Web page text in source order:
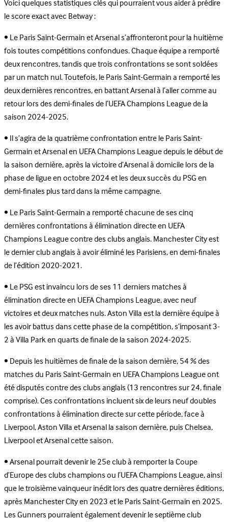
Voici quelques statistiques clés qui pourraient vous aider à prédire
le score exact avec Betway :
• Le Paris Saint-Germain et Arsenal s’affronteront pour la huitième
fois toutes compétitions confondues. Chaque équipe a remporté
deux rencontres, tandis que trois confrontations se sont soldées
par un match nul. Toutefois, le Paris Saint-Germain a remporté les
deux dernières rencontres, en battant Arsenal à l’aller comme au
retour lors des demi-finales de l’UEFA Champions League de la
saison 2024-2025.
• Il s’agira de la quatrième confrontation entre le Paris Saint-
Germain et Arsenal en UEFA Champions League depuis le début de
la saison dernière, après la victoire d’Arsenal à domicile lors de la
phase de ligue en octobre 2024 et les deux succès du PSG en
demi-finales plus tard dans la même campagne.
• Le Paris Saint-Germain a remporté chacune de ses cinq
dernières confrontations à élimination directe en UEFA
Champions League contre des clubs anglais. Manchester City est
le dernier club anglais à avoir éliminé les Parisiens, en demi-finales
de l’édition 2020-2021.
• Le PSG est invaincu lors de ses 11 derniers matches à
élimination directe en UEFA Champions League, avec neuf
victoires et deux matches nuls. Aston Villa est la dernière équipe à
les avoir battus dans cette phase de la compétition, s’imposant 3-
2 à Villa Park en quarts de finale de la saison 2024-2025.
• Depuis les huitièmes de finale de la saison dernière, 54 % des
matches du Paris Saint-Germain en UEFA Champions League ont
été disputés contre des clubs anglais (13 rencontres sur 24, finale
comprise). Ces confrontations incluent six de leurs neuf doubles
confrontations à élimination directe sur cette période, face à
Liverpool, Aston Villa et Arsenal la saison dernière, puis Chelsea,
Liverpool et Arsenal cette saison.
• Arsenal pourrait devenir le 25e club à remporter la Coupe
d’Europe des clubs champions ou l’UEFA Champions League, ainsi
que le troisième vainqueur inédit lors des quatre dernières éditions,
après Manchester City en 2023 et le Paris Saint-Germain en 2025.
Les Gunners pourraient également devenir le septième club